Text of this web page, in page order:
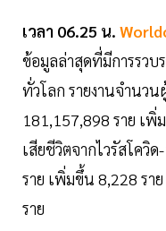
เวลา 06.25 น.
ข้อมูลล่าสุดที่มีการรวบ
ทั่วโลก รายงานจำนว
181,157,898 ราย เ
เสียชีวิตจากไวรัสโควิ
ราย เพิ่มขึ้น 8,228 รา
ราย